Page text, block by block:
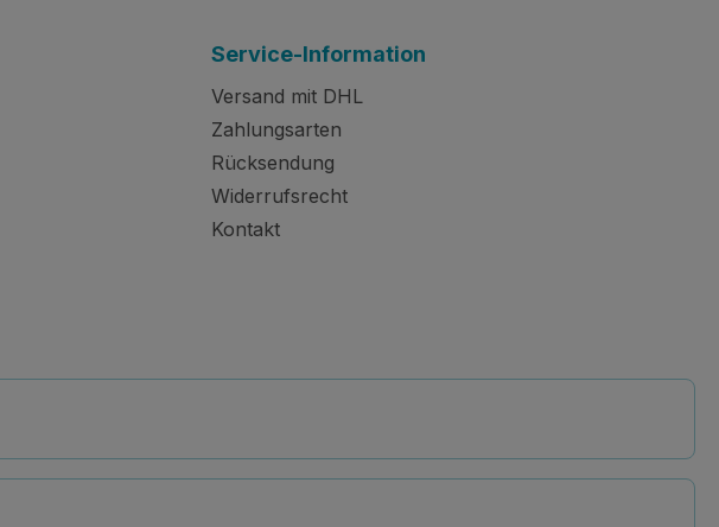
Service-Information
Versand mit DHL
Zahlungsarten
Rücksendung
Widerrufsrecht
Kontakt